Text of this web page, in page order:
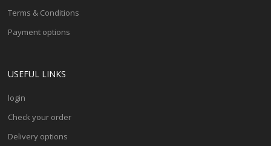
Terms & Conditions
Payment options
USEFUL LINKS
login
Check your order
Delivery options